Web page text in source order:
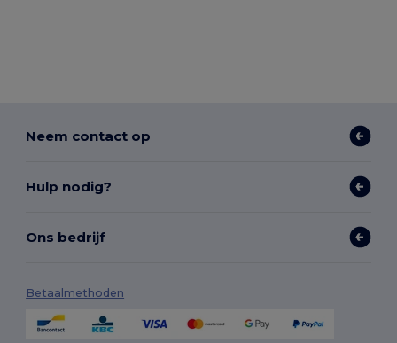
Neem contact op
Hulp nodig?
Ons bedrijf
Betaalmethoden